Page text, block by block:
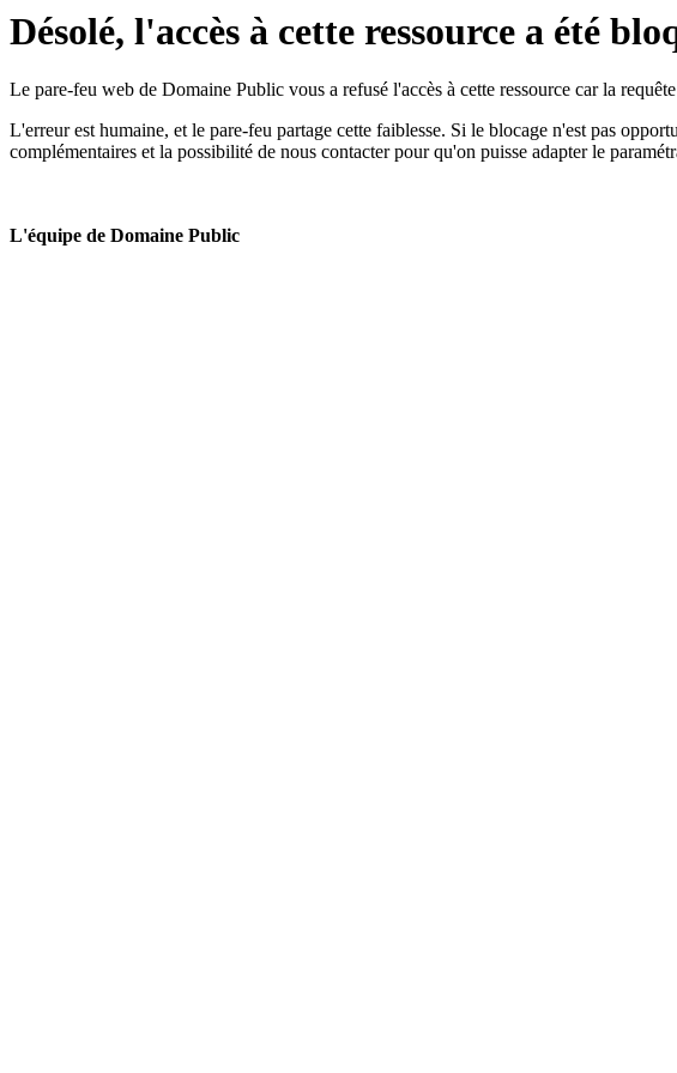
Désolé, l'accès à cette ressource a été
Le pare-feu web de Domaine Public vous a refusé l'accès à cette ressource car la
L'erreur est humaine, et le pare-feu partage cette faiblesse. Si le blocage n'est pas
complémentaires et la possibilité de nous contacter pour qu'on puisse adapter le
L'équipe de Domaine Public